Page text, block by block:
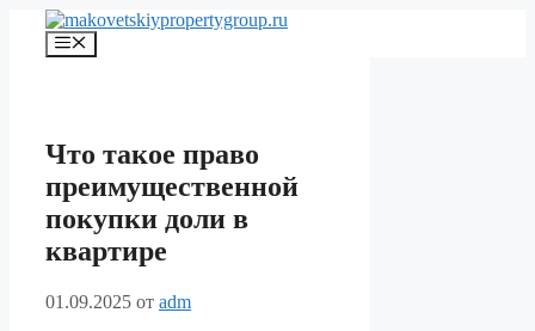
Перейти
содержимому
Меню
Что такое право
преимущественной
покупки доли в
квартире
01.09.2025 от adm